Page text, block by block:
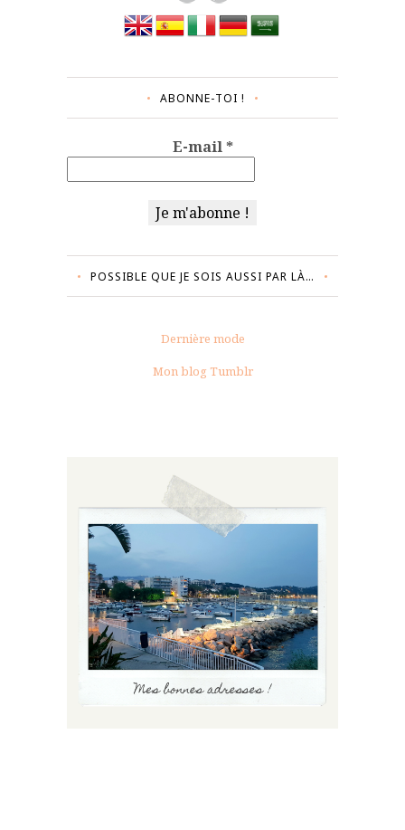
ABONNE-TOI !
E-mail*
POSSIBLE QUE JE SOIS AUSSI PAR LÀ…
Dernière mode
Mon blog Tumblr